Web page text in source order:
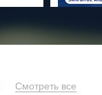
Смотреть все